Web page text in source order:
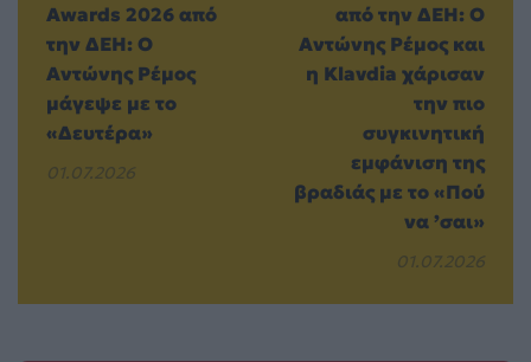
Awards 2026 από
την ΔΕΗ: Ο
Αντώνης Ρέμος
μάγεψε με το
«Δευτέρα»
01.07.2026
από την ΔΕΗ: Ο
Αντώνης Ρέμος και
η Klavdia χάρισαν
την πιο
συγκινητική
εμφάνιση της
βραδιάς με το «Πού
να ’σαι»
01.07.2026